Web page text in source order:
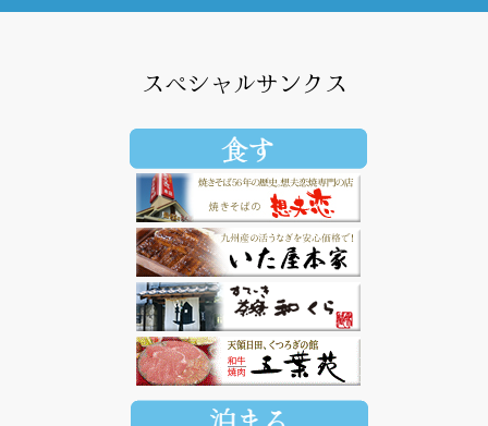
スペシャルサンクス